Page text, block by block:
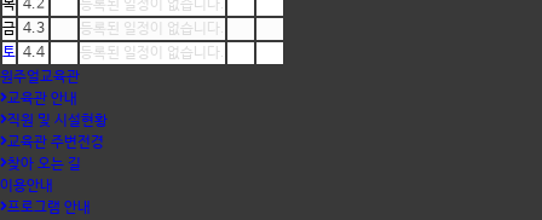
목 4.2
등록된 일정이 없습니다.
금 4.3
등록된 일정이 없습니다.
토 4.4
등록된 일정이 없습니다.
원주얼교육관
교육관 안내
직원 및 시설현황
교육관 주변전경
찾아 오는 길
이용안내
프로그램 안내